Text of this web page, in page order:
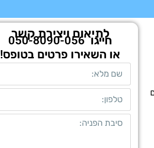
לתיאום ויצירת קשר
חייגו050-8090-056
או השאירו פרטים בטופס!